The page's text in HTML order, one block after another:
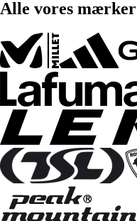
Alle vores mærker